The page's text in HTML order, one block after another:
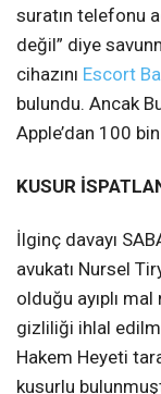
suratın telefonu
değil” diye
cihazını Escort
bulundu. Ancak
Apple’dan 100
KUSUR
İlginç davayı
avukatı Nursel
olduğu ayıplı
gizliliği ihlal
Hakem Heyeti
kusurlu